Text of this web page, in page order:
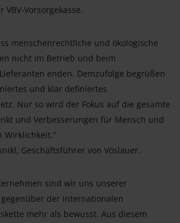
VBV-Vorsorgekasse.
menschenrechtliche und ökologische
nicht im Betrieb und beim
enden. Demzufolge begrüßen
und klar definiertes
Nur so wird der Fokus auf die gesamte
und Verbesserungen für Mensch und
Wirklichkeit.”
Geschäftsführer von Vöslauer.
sind wir uns unserer
der internationalen
mehr als bewusst. Aus diesem